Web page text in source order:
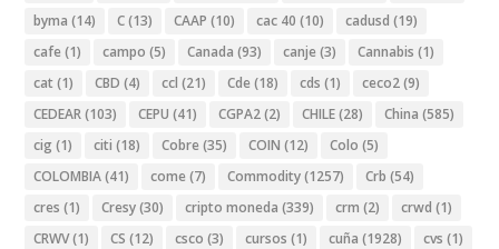
byma (14) C(13) CAAP (10) cac 40 (10) cadusd (19)
cafe (1) campo (5) Canada (93) canje (3) Cannabis (1)
cat (1) CBD (4) ccl (21) Cde (18) cds (1) ceco2(9)
CEDEAR(103) CEPU (41) CGPA2(2) CHILE(28) China (585)
cig (1) citi (18) Cobre (35) COIN (12) Colo (5)
COLOMBIA(41) come (7) Commodity(1257) Crb (54)
cres (1) Cresy(30) cripto moneda (339) crm (2) crwd (1)
CRWV(1) CS (12) csco (3) cursos (1) cuña (1928) cvs (1)